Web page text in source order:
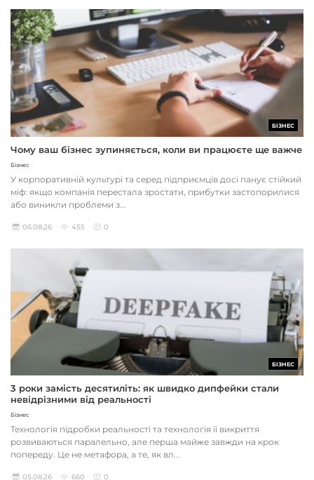
БІЗНЕС
Чому ваш бізнес зупиняється, коли ви працюєте ще важче
Бізнес
У корпоративній культурі та серед підприємців досі панує стійкий
міф: якщо компанія перестала зростати, прибутки застопорилися
або виникли проблеми з...
06.08.26 455 0
БІЗНЕС
3 роки замість десятиліть: як швидко дипфейки стали
невідрізними від реальності
Бізнес
Технологія підробки реальності та технологія її викриття
розвиваються паралельно, але перша майже завжди на крок
попереду. Це не метафора, а те, як вл...
05.08.26 660 0